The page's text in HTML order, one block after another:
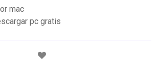
mac
pc gratis